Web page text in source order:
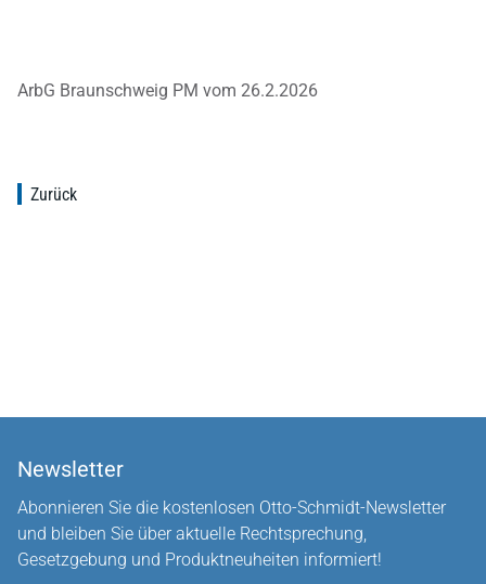
ArbG Braunschweig PM vom 26.2.2026
Zurück
Newsletter
Abonnieren Sie die kostenlosen Otto-Schmidt-Newsletter
und bleiben Sie über aktuelle Rechtsprechung,
Gesetzgebung und Produktneuheiten informiert!